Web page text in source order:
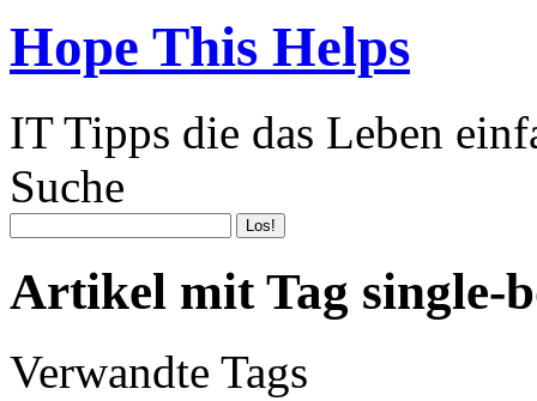
Hope This Helps
IT Tipps die das Leben
Suche
Artikel mit Tag single-
Verwandte Tags